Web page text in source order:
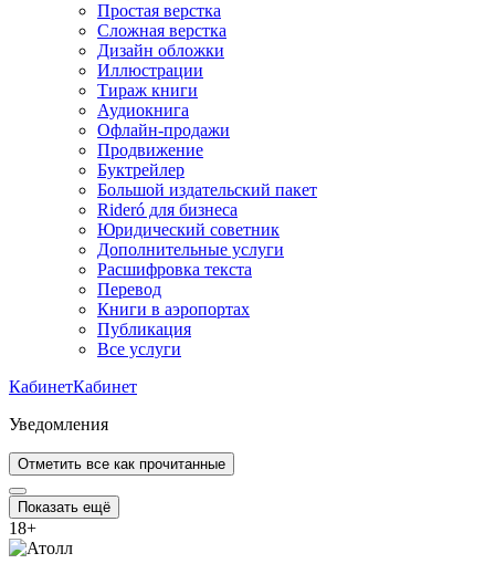
Простая верстка
Сложная верстка
Дизайн обложки
Иллюстрации
Тираж книги
Аудиокнига
Офлайн-продажи
Продвижение
Буктрейлер
Большой издательский пакет
Rideró для бизнеса
Юридический советник
Дополнительные услуги
Расшифровка текста
Перевод
Книги в аэропортах
Публикация
Все услуги
КабинетКабинет
Уведомления
Отметить все как прочитанные
Показать ещё
18+